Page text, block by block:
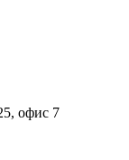
офис 7